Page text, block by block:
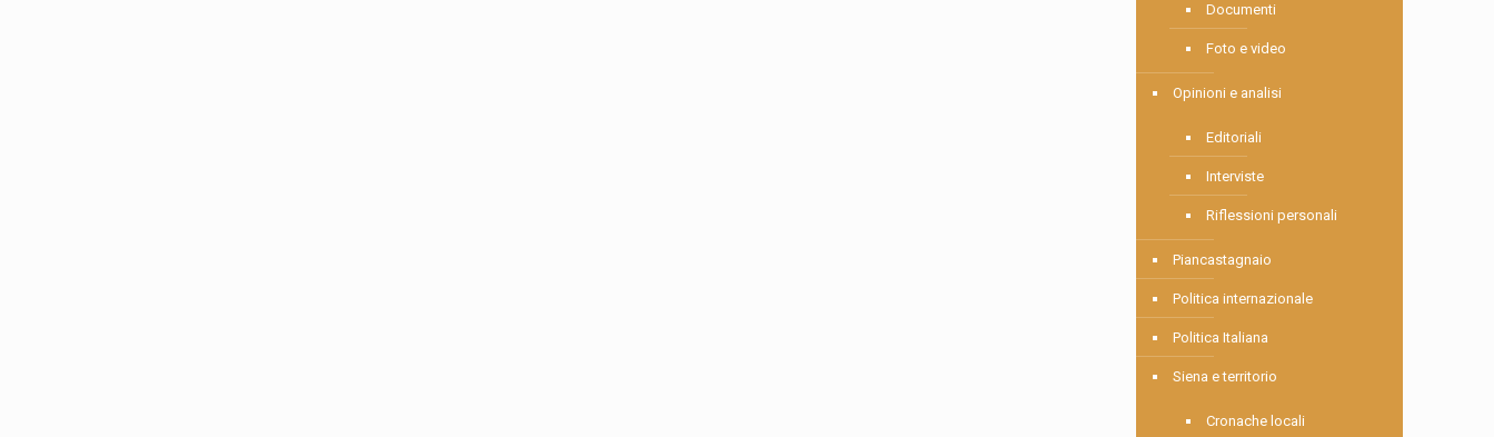
Documenti
Foto e video
Opinioni e analisi
Editoriali
Interviste
Riflessioni personali
Piancastagnaio
Politica internazionale
Politica Italiana
Siena e territorio
Cronache locali